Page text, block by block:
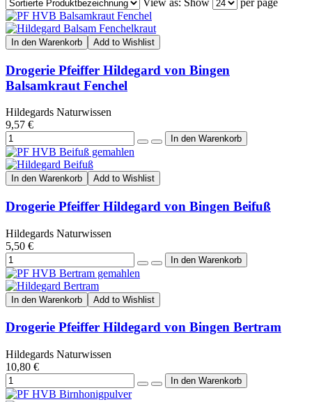
In den Warenkorb Add to Wishlist
Drogerie Pfeiffer Hildegard von Bingen
Balsamkraut Fenchel
Hildegards Naturwissen
9,57 €
In den Warenkorb Add to Wishlist
Drogerie Pfeiffer Hildegard von Bingen Beifuß
Hildegards Naturwissen
5,50 €
In den Warenkorb Add to Wishlist
Drogerie Pfeiffer Hildegard von Bingen Bertram
Hildegards Naturwissen
10,80 €